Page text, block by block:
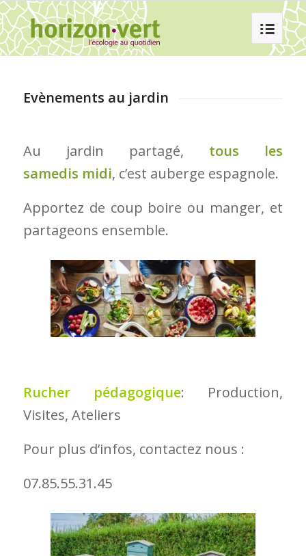
Evènements au jardin
Au jardin partagé, tous les
samedis midi, c’est auberge espagnole.
Apportez de coup boire ou manger, et
partageons ensemble.
Rucher pédagogique: Production,
Visites, Ateliers
Pour plus d’infos, contactez nous :
07.85.55.31.45